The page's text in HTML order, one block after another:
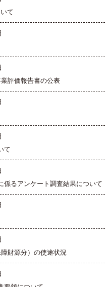
て
評価報告書の公表
て
係るアンケート調査結果について
財源分）の使途状況